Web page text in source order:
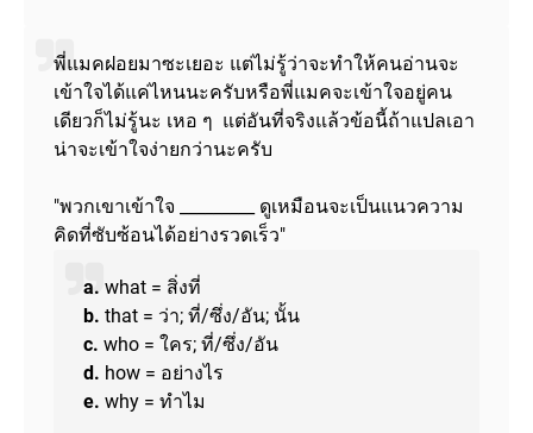
พี่แมคฝอยมาซะเยอะ แต่ไม่รู้ว่าจะทำให้คนอ่านจะ
เข้าใจได้แค่ไหนนะครับหรือพี่แมคจะเข้าใจอยู่คน
เดียวก็ไม่รู้นะ เหอ ๆ แต่อันที่จริงแล้วข้อนี้ถ้าแปลเอา
น่าจะเข้าใจง่ายกว่านะครับ
"พวกเขาเข้าใจ _________ ดูเหมือนจะเป็นแนวความ
คิดที่ซับซ้อนได้อย่างรวดเร็ว"
a. what = สิ่งที่
b. that = ว่า; ที่/ซึ่ง/อัน; นั้น
c. who = ใคร; ที่/ซึ่ง/อัน
d. how = อย่างไร
e. why = ทำไม